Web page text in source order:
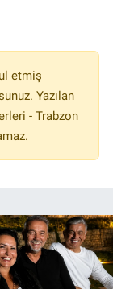
etmiş
Yazılan
- Trabzon